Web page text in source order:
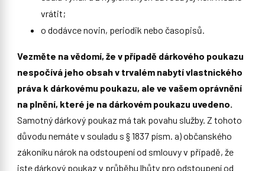
vrátit;
o dodávce novin, periodik nebo časopisů.
Vezměte na vědomí, že v případě dárkového poukazu
nespočívá jeho obsah v trvalém nabytí vlastnického
práva k dárkovému poukazu, ale ve vašem oprávnění
na plnění, které je na dárkovém poukazu uvedeno.
Samotný dárkový poukaz má tak povahu služby. Z tohoto
důvodu nemáte v souladu s § 1837 písm. a) občanského
zákoníku nárok na odstoupení od smlouvy v případě, že
jste dárkový poukaz v průběhu lhůty pro odstoupení od